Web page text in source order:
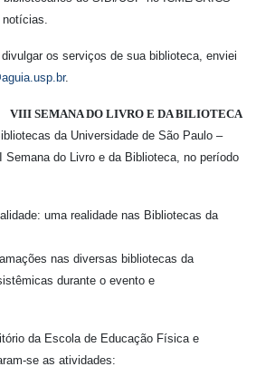
os serviços de sua biblioteca, enviei
.
VIII SEMANA DO LIVRO E DA BILIOTECA
da Universidade de São Paulo –
do Livro e da Biblioteca, no período
uma realidade nas Bibliotecas da
nas diversas bibliotecas da
durante o evento e
da Escola de Educação Física e
se as atividades: